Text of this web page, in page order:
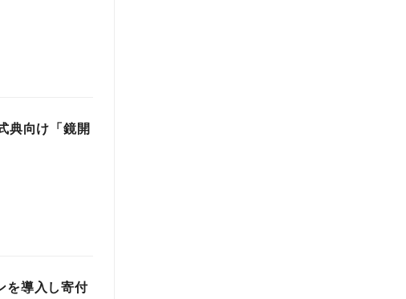
典向け「鏡開
を導入し寄付